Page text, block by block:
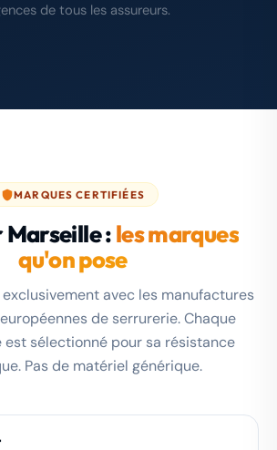
de tous les assureurs.
MARQUES CERTIFIÉES
:les marques
qu'on pose
avec les manufactures
de serrurerie. Chaque
sélectionné pour sa résistance
Pas de matériel générique.